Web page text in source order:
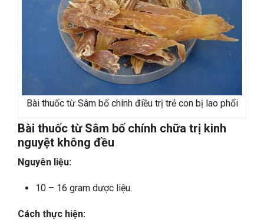
Bài thuốc từ Sâm bố chính điều trị trẻ con bị lao phổi
Bài thuốc từ Sâm bố chính chữa trị kinh
nguyệt không đều
Nguyên liệu:
10 – 16 gram dược liệu.
Cách thực hiện: